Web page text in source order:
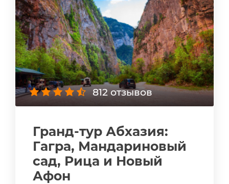
812 отзывов
Гранд-тур Абхазия:
Гагра, Мандариновый
сад, Рица и Новый
Афон